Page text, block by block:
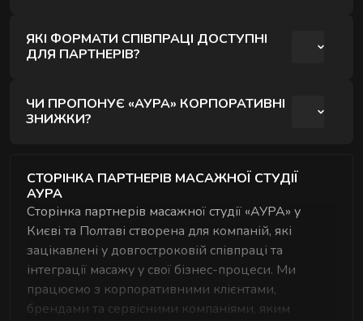
узгоджуються індивідуально залежно від
ЯКІ ФОРМАТИ СПІВПРАЦІ ДОСТУПНІ
ДЛЯ ПАРТНЕРІВ?
обслуговування до спільних проєктів і
ЧИ ПРОПОНУЄ «АУРА» КОРПОРАТИВНІ
ЗНИЖКИ?
умови. Вони формуються індивідуально
залежно від обсягу співпраці.
СТОРІНКА ПАРТНЕРІВ МАСАЖНОЇ СТУДІЇ
АУРА
Сторінка партнерів масажної студії «АУРА» у
Києві та Полтаві створена для компаній, які
зацікавлені у довгостроковій співпраці та
інтеграції масажу у свої бізнес-процеси. Ми
працюємо з корпоративними клієнтами,
брендами та сервісними компаніями, яким